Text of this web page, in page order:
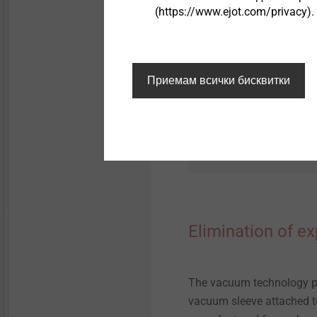
Elimination of
The vacuum technology
vacuum sleeve attached
(https://www.ejot.com/privacy).
Приемам всички бисквитки